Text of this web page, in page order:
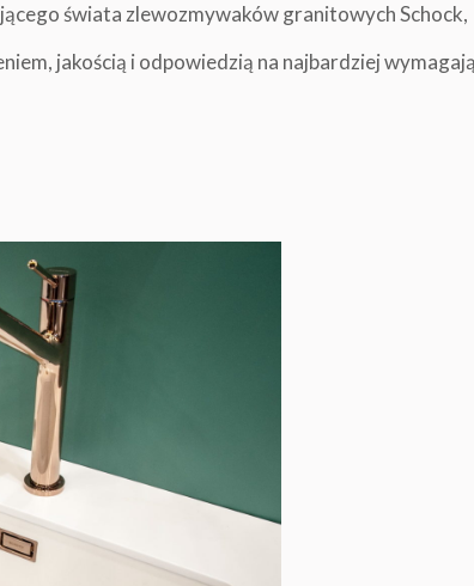
świata zlewozmywaków granitowych Schock,
jakością i odpowiedzią na najbardziej